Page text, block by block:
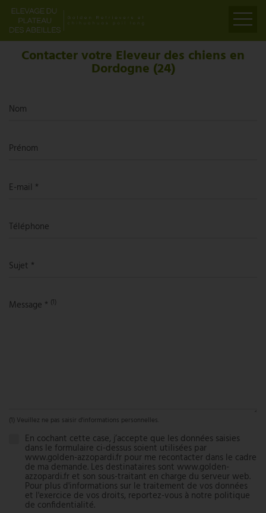
ACCUEIL
PRÉSENTATION
Contacter votre Eleveur des chiens en
Dordogne (24)
Nom
Prénom
E-mail *
Téléphone
Sujet *
Message * (1)
(1) Veuillez ne pas saisir d'informations personnelles.
En cochant cette case, j’accepte que les données saisies
dans le formulaire ci-dessus soient utilisées par
www.golden-azzopardi.fr pour me recontacter dans le cadre
de ma demande. Les destinataires sont www.golden-
azzopardi.fr et son sous-traitant en charge du serveur web.
Pour plus d'informations sur le traitement de vos données
et l'exercice de vos droits, reportez-vous à notre politique
de confidentialité.